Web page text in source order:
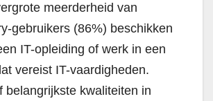
meerderheid van
gebruikers (86%) beschikken
IT-opleiding of werk in een
vereist IT-vaardigheden.
belangrijkste kwaliteiten in